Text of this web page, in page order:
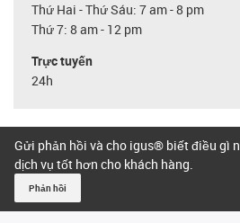
Thứ Hai - Thứ Sáu: 7 am - 8 pm
Thứ 7: 8 am - 12 pm
Trực tuyến
24h
Gửi phản hồi và cho igus® biết điều gì
dịch vụ tốt hơn cho khách hàng.
Phản hồi